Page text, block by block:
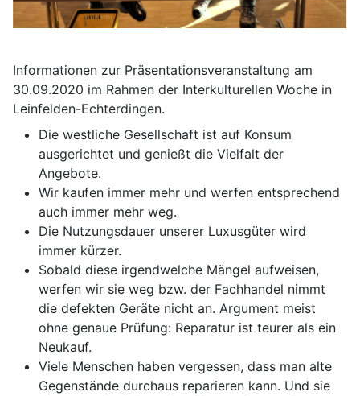
Informationen zur Präsentationsveranstaltung am
30.09.2020 im Rahmen der Interkulturellen Woche in
Leinfelden-Echterdingen.
Die westliche Gesellschaft ist auf Konsum
ausgerichtet und genießt die Vielfalt der
Angebote.
Wir kaufen immer mehr und werfen entsprechend
auch immer mehr weg.
Die Nutzungsdauer unserer Luxusgüter wird
immer kürzer.
Sobald diese irgendwelche Mängel aufweisen,
werfen wir sie weg bzw. der Fachhandel nimmt
die defekten Geräte nicht an. Argument meist
ohne genaue Prüfung: Reparatur ist teurer als ein
Neukauf.
Viele Menschen haben vergessen, dass man alte
Gegenstände durchaus reparieren kann. Und sie